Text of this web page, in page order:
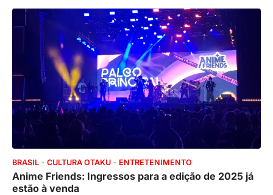
BRASIL CULTURA OTAKU ENTRETENIMENTO
Anime Friends: Ingressos para a edição de 2025 já
estão à venda